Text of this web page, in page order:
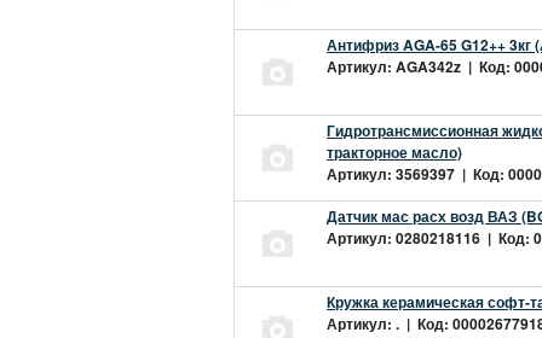
Антифриз AGA-65 G12++ 3кг
Артикул: AGA342z | Код:
Гидротрансмиссионная
тракторное масло)
Артикул: 3569397 | Код:
Датчик мас расх возд ВАЗ
Артикул: 0280218116 | Код:
Кружка керамическая софт-
Артикул: . | Код: